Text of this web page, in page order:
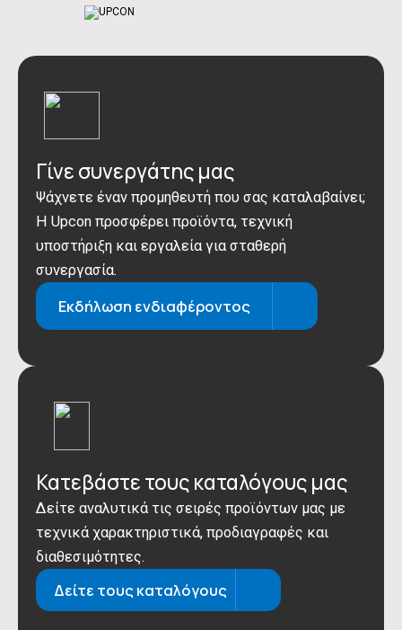
Γίνε συνεργάτης μας
Ψάχνετε έναν προμηθευτή που σας καταλαβαίνει;
Η Upcon προσφέρει προϊόντα, τεχνική
υποστήριξη και εργαλεία για σταθερή
συνεργασία.
Εκδήλωση ενδιαφέροντος
Κατεβάστε τους καταλόγους μας
Δείτε αναλυτικά τις σειρές προϊόντων μας με
τεχνικά χαρακτηριστικά, προδιαγραφές και
διαθεσιμότητες.
Δείτε τους καταλόγους